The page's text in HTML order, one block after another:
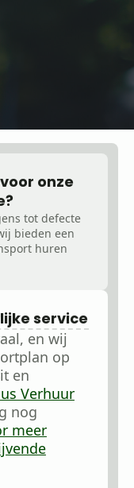
onze
tot defecte
bieden een
huren
service
en wij
op
en
Verhuur
nog
meer